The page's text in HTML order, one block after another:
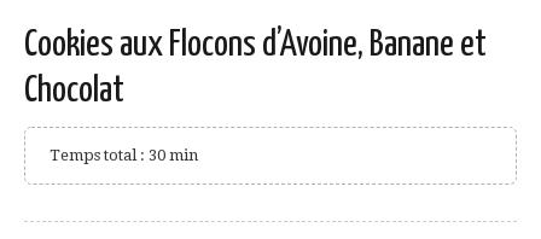
Cookies aux Flocons d’Avoine, Banane et
Chocolat
Temps total : 30 min